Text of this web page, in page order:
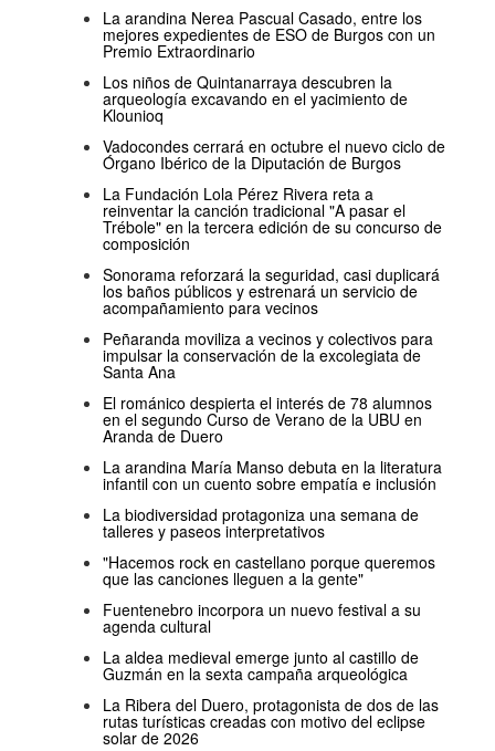
La arandina Nerea Pascual Casado, entre los
mejores expedientes de ESO de Burgos con un
Premio Extraordinario
Los niños de Quintanarraya descubren la
arqueología excavando en el yacimiento de
Klounioq
Vadocondes cerrará en octubre el nuevo ciclo de
Órgano Ibérico de la Diputación de Burgos
La Fundación Lola Pérez Rivera reta a
reinventar la canción tradicional "A pasar el
Trébole" en la tercera edición de su concurso de
composición
Sonorama reforzará la seguridad, casi duplicará
los baños públicos y estrenará un servicio de
acompañamiento para vecinos
Peñaranda moviliza a vecinos y colectivos para
impulsar la conservación de la excolegiata de
Santa Ana
El románico despierta el interés de 78 alumnos
en el segundo Curso de Verano de la UBU en
Aranda de Duero
La arandina María Manso debuta en la literatura
infantil con un cuento sobre empatía e inclusión
La biodiversidad protagoniza una semana de
talleres y paseos interpretativos
"Hacemos rock en castellano porque queremos
que las canciones lleguen a la gente"
Fuentenebro incorpora un nuevo festival a su
agenda cultural
La aldea medieval emerge junto al castillo de
Guzmán en la sexta campaña arqueológica
La Ribera del Duero, protagonista de dos de las
rutas turísticas creadas con motivo del eclipse
solar de 2026